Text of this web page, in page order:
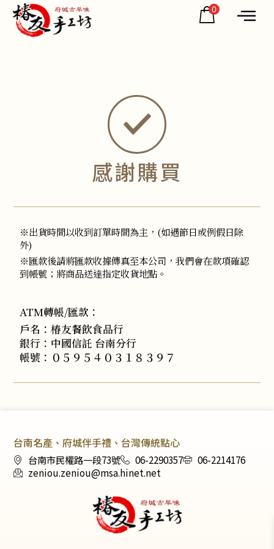
0
感謝購買
※出貨時間以收到訂單時間為主，(如遇節日或例假日除
外)
※匯款後請將匯款收據傳真至本公司，我們會在款項確認
到帳號；將商品送達指定收貨地點。
ATM轉帳/匯款：
戶名：椿友餐飲食品行
銀行：中國信託 台南分行
帳號：０５９５４０３１８３９７
台南名產、府城伴手禮、台灣傳統點心
台南市民權路一段73號 06-2290357
06-2214176
zeniou.zeniou@msa.hinet.net